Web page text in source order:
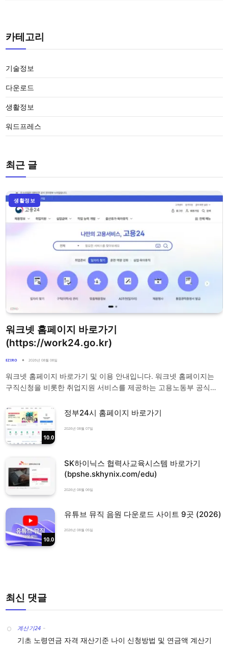
카테고리
기술정보
다운로드
생활정보
워드프레스
최근 글
생활정보
워크넷 홈페이지 바로가기
(https://work24.go.kr)
EZIRO 2026년 08월 08일
워크넷 홈페이지 바로가기 및 이용 안내입니다. 워크넷 홈페이지는
구직신청을 비롯한 취업지원 서비스를 제공하는 고용노동부 공식…
10.0
정부24시 홈페이지 바로가기
2026년 08월 07일
SK하이닉스 협력사교육시스템 바로가기
(bpshe.skhynix.com/edu)
2026년 08월 06일
10.0
유튜브 뮤직 음원 다운로드 사이트 9곳 (2026)
2026년 08월 05일
최신 댓글
계산기24 -
기초 노령연금 자격 재산기준 나이 신청방법 및 연금액 계산기